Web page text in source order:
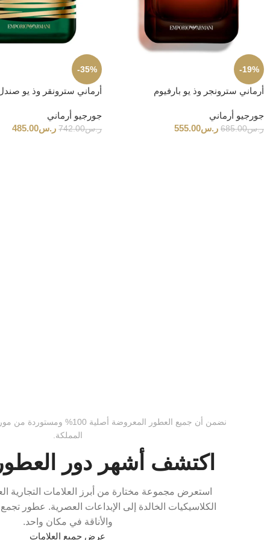
-19%
أرماني سترونجر وذ يو بارفيوم
جورجيو أرماني
ر.س685.00 ر.س555.00
-35%
أرماني سترونقر وذ يو
جورجيو أرماني
ر.س742.00 ر.س485.00
نضمن أن جميع العطور المعروضة
المملكة.
اكتشف أشهر دور العطور
استعرض مجموعة مختارة من أبرز العلامات التجارية
الكلاسيكيات الخالدة إلى الإبداعات العصرية. عطور تجمع
والأناقة في مكان واحد.
عرض جميع العلامات